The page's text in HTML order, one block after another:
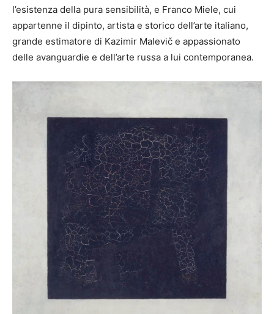
l’esistenza della pura sensibilità, e Franco Miele, cui
appartenne il dipinto, artista e storico dell’arte italiano,
grande estimatore di Kazimir Malevič e appassionato
delle avanguardie e dell’arte russa a lui contemporanea.